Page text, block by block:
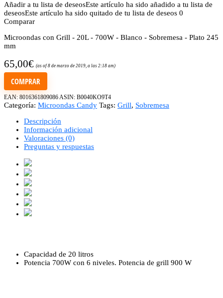
Añadir a tu lista de deseosEste artículo ha sido añadido a tu lista de
deseosEste artículo ha sido quitado de tu lista de deseos 0
Comparar
Microondas con Grill - 20L - 700W - Blanco - Sobremesa - Plato 245
mm
65,00€ (as of 8 de marzo de 2019, a las 2:18 am)
COMPRAR
EAN: 8016361809086ASIN: B0040KO9T4
Categoría: Microondas Candy Tags: Grill, Sobremesa
Descripción
Información adicional
Valoraciones (0)
Preguntas y respuestas
Capacidad de 20 litros
Potencia 700W con 6 niveles. Potencia de grill 900 W